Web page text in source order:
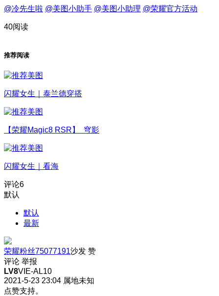
@冷先生啦 @美图小助手 @美图小助理 @荣耀官方活动
40阅读
推荐阅读
闪耀女生｜泰兰德穿搭
【荣耀Magic8 RSR】 穹影
闪耀女生｜看海
评论6
默认
默认
最新
荣耀粉丝75077191沙发 赞
评论 举报
LV8VIE-AL10
2021-5-23 23:04 属地未知
点赞支持。